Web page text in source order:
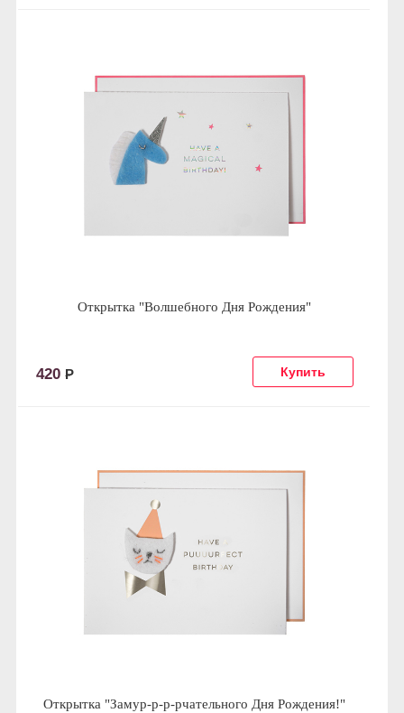
Открытка "Волшебного Дня Рождения"
420 Р
Открытка "Замур-р-р-рчательного Дня Рождения!"